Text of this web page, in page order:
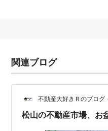
関連ブログ
不動産大好きＲのブログ
松山の不動産市場、お